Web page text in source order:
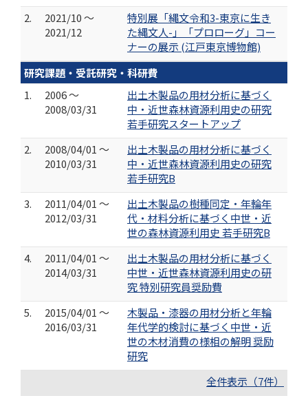
2.
2021/10 ～
2021/12
特別展「縄文令和3-東京に生き
た縄文人-」「プロローグ」コー
ナーの展示 (江戸東京博物館)
研究課題・受託研究・科研費
1.
2006 ～
2008/03/31
出土木製品の用材分析に基づく
中・近世森林資源利用史の研究
若手研究スタートアップ
2.
2008/04/01 ～
2010/03/31
出土木製品の用材分析に基づく
中・近世森林資源利用史の研究
若手研究B
3.
2011/04/01 ～
2012/03/31
出土木製品の樹種同定・年輪年
代・材料分析に基づく中世・近
世の森林資源利用史 若手研究B
4.
2011/04/01 ～
2014/03/31
出土木製品の用材分析に基づく
中世・近世森林資源利用史の研
究 特別研究員奨励費
5.
2015/04/01 ～
2016/03/31
木製品・漆器の用材分析と年輪
年代学的検討に基づく中世・近
世の木材消費の様相の解明 奨励
研究
全件表示（7件）